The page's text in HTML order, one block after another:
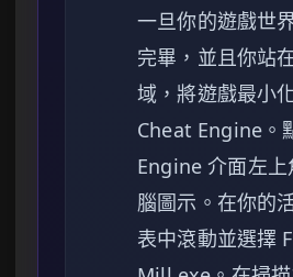
一旦你的遊戲世
完畢，並且你站
域，將遊戲最小
Cheat Engine。
Engine 介面左
腦圖示。在你的
表中滾動並選擇